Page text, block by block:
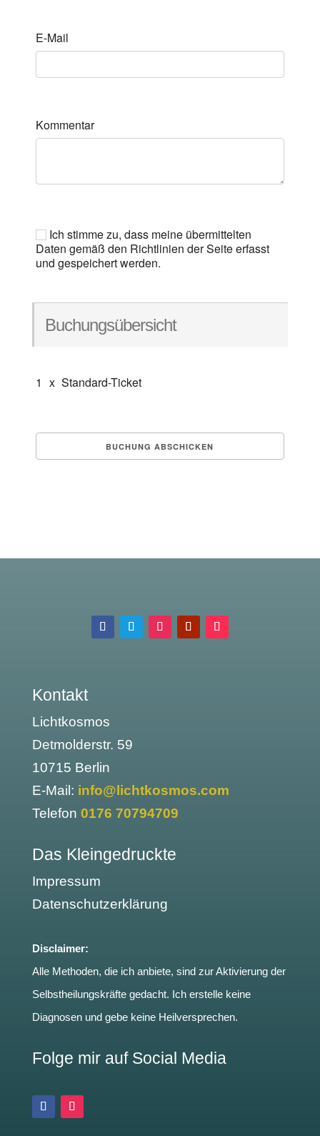
E-Mail
Kommentar
Ich stimme zu, dass meine übermittelten
Daten gemäß den Richtlinien der Seite erfasst
und gespeichert werden.
Buchungsübersicht
1 x Standard-Ticket
Kontakt
Lichtkosmos
Detmolderstr. 59
10715 Berlin
E-Mail: info@lichtkosmos.com
Telefon 0176 70794709
Das Kleingedruckte
Impressum
Datenschutzerklärung
Disclaimer:
Alle Methoden, die ich anbiete, sind zur Aktivierung der
Selbstheilungskräfte gedacht. Ich erstelle keine
Diagnosen und gebe keine Heilversprechen.
Folge mir auf Social Media